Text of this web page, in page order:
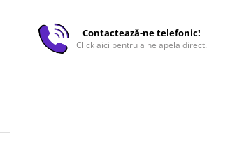
Contactează-ne telefonic!
Click aici pentru a ne apela direct.